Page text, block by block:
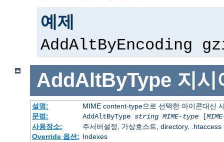
예제
AddAltByEncoding
AddAltByType 지시
설명:
MIME content-type으로 선택한 아이콘대신
문법:
AddAltByType string MIME-type[
사용장소:
주서버설정, 가상호스트, directory, .htaccess
Override 옵션: Indexes